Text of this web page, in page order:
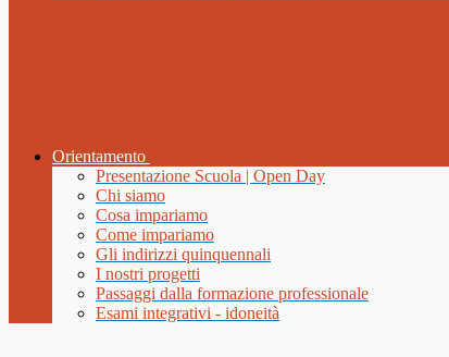
Orientamento
Presentazione Scuola | Open Day
Chi siamo
Cosa impariamo
Come impariamo
Gli indirizzi quinquennali
I nostri progetti
Passaggi dalla formazione professionale
Esami integrativi - idoneità